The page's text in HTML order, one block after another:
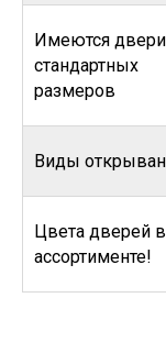
Имеются
стандартных
размеров
Виды
Цвета дверей в
ассортименте!